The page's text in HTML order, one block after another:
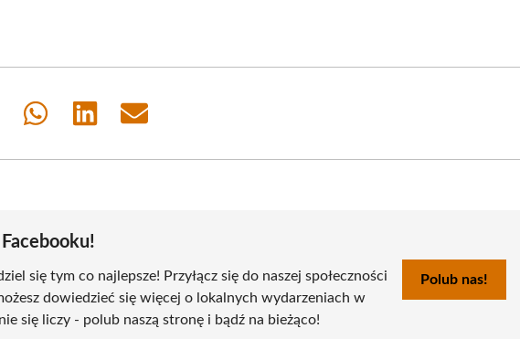
Share
Share
Share
Facebooku!
się tym co najlepsze! Przyłącz się do naszej społeczności
dowiedzieć się więcej o lokalnych wydarzeniach w
się liczy - polub naszą stronę i bądź na bieżąco!
Polub nas!